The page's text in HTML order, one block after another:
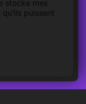
stocke mes
puissent